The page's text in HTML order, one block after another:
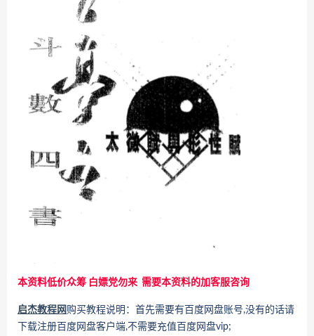
本资料低价众筹 白嫖党勿来 需要本资料的加客服咨询
启杰教程网 购买教程说明：首先需要有百度网盘账号,没有的话请
下载注册百度网盘客户端,不需要充值百度网盘vip;